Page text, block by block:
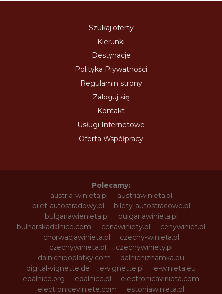
Szukaj oferty
Kierunki
Destynacje
Polityka Prywatności
Regulamin strony
Zaloguj się
Kontakt
Usługi Internetowe
Oferta Współpracy
Polecamy:
austria-winieta.pl
austriawinieta.pl
bilet-autostradowy.pl
bilety-autostradowe.pl
bulgariawienieta.pl
bulgariawinieta.pl
bulharskadalnice.com
cenawiniety.pl
cenywiniet.pl
chorwacjawinieta.pl
czechy-winieta.pl
czechywinieta.pl
czechywiniety.pl
dalnicnipoplatky.com
dalnicniznamka.eu
digital-vignette.de
e-vignette.pl
e-winieta.eu
edalnice.org
edalnice.pl
electronicavinieta.com
electroniceviniete.com
estoniawinieta.pl